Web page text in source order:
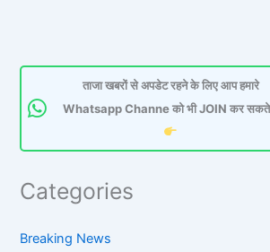
ताजा खबरों से अपडेट रहने के लिए आप हमारे
Whatsapp Channe को भी JOIN कर
Categories
Breaking News